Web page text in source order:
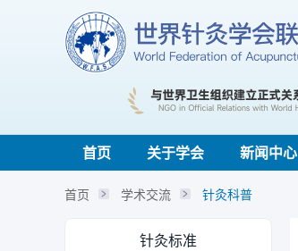
首页 关于学会 新闻中心
首页 学术交流 针灸科普
针灸标准